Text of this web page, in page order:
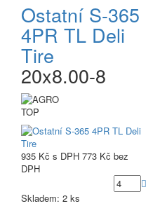
Ostatní S-365
4PR TL Deli
Tire
20x8.00-8
TOP
935 Kč s DPH 773 Kč bez
DPH
Skladem: 2 ks